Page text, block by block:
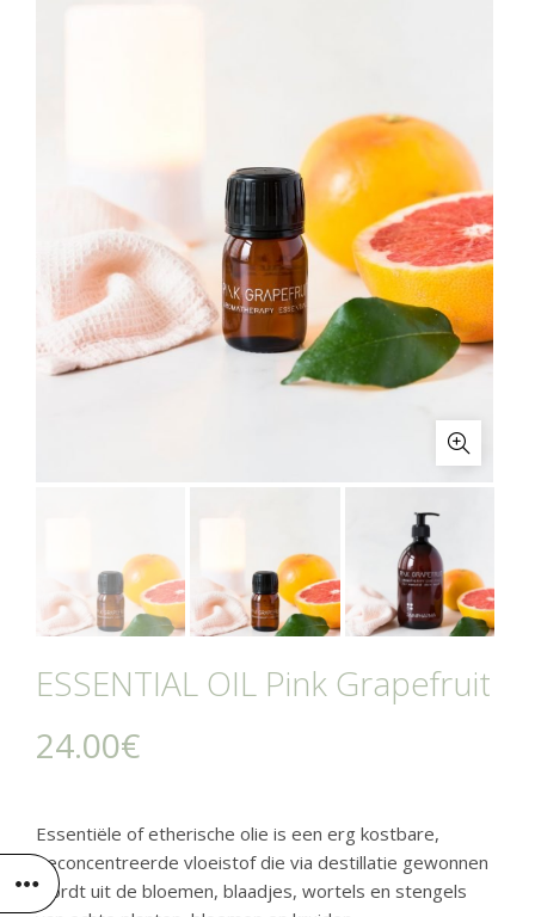
ESSENTIAL OIL Pink Grapefruit
24.00€
Essentiële of etherische olie is een erg kostbare,
geconcentreerde vloeistof die via destillatie gewonnen
wordt uit de bloemen, blaadjes, wortels en stengels